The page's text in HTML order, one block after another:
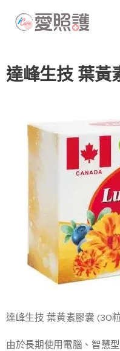
達峰生技 葉
達峰生技 葉黃素膠囊 (30
由於長期使用電腦、智慧